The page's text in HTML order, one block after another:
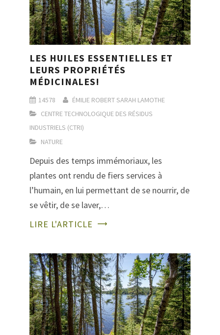
LES HUILES ESSENTIELLES ET
LEURS PROPRIÉTÉS
MÉDICINALES!
14578 ÉMILIE ROBERTSARAH LAMOTHE
CENTRE TECHNOLOGIQUE DES RÉSIDUS
INDUSTRIELS (CTRI)
NATURE
Depuis des temps immémoriaux, les
plantes ont rendu de fiers services à
l’humain, en lui permettant de se nourrir, de
se vêtir, de se laver,…
LIRE L'ARTICLE